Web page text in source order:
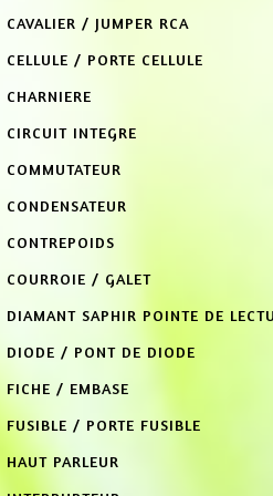
CAVALIER / JUMPER RCA
CELLULE / PORTE CELLULE
CHARNIERE
CIRCUIT INTEGRE
COMMUTATEUR
CONDENSATEUR
CONTREPOIDS
COURROIE / GALET
DIAMANT SAPHIR POINTE DE
DIODE / PONT DE DIODE
FICHE / EMBASE
FUSIBLE / PORTE FUSIBLE
HAUT PARLEUR